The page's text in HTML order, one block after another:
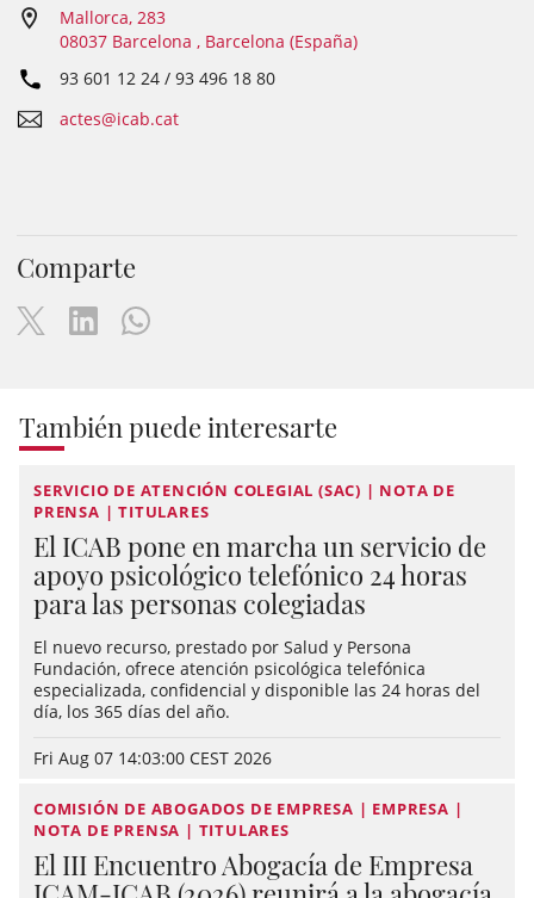
Mallorca, 283
08037 Barcelona , Barcelona (España)
93 601 12 24 / 93 496 18 80
actes@icab.cat
Comparte
También puede interesarte
SERVICIO DE ATENCIÓN COLEGIAL (SAC) | NOTA DE
PRENSA | TITULARES
El ICAB pone en marcha un servicio de
apoyo psicológico telefónico 24 horas
para las personas colegiadas
El nuevo recurso, prestado por Salud y Persona
Fundación, ofrece atención psicológica telefónica
especializada, confidencial y disponible las 24 horas del
día, los 365 días del año.
Fri Aug 07 14:03:00 CEST 2026
COMISIÓN DE ABOGADOS DE EMPRESA | EMPRESA |
NOTA DE PRENSA | TITULARES
El III Encuentro Abogacía de Empresa